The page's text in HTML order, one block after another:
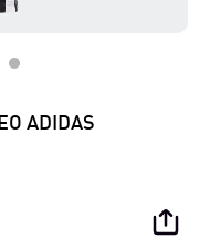
ADIDAS